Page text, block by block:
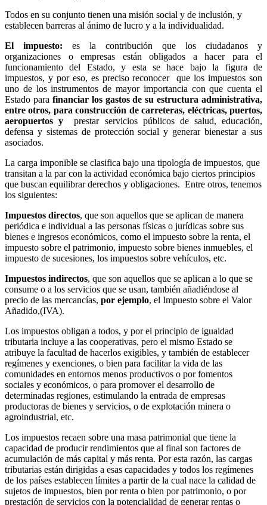
Todos en su conjunto tienen una misión social y de inclusión, y
establecen barreras al ánimo de lucro y a la individualidad.
El impuesto: es la contribución que los ciudadanos y
organizaciones o empresas están obligados a hacer para el
funcionamiento del Estado, y esta se hace bajo la figura de
impuestos, y por eso, es preciso reconocer que los impuestos son
uno de los instrumentos de mayor importancia con que cuenta el
Estado para financiar los gastos de su estructura administrativa,
entre otros, para construcción de carreteras, eléctricas, puertos,
aeropuertos y
prestar servicios públicos de salud, educación,
defensa y sistemas de protección social y generar bienestar a sus
asociados.
La carga imponible se clasifica bajo una tipología de impuestos, que
transitan a la par con la actividad económica bajo ciertos principios
que buscan equilibrar derechos y obligaciones. Entre otros, tenemos
los siguientes:
Impuestos directos, que son aquellos que se aplican de manera
periódica e individual a las personas físicas o jurídicas sobre sus
bienes e ingresos económicos, como el impuesto sobre la renta, el
impuesto sobre el patrimonio, impuesto sobre bienes inmuebles, el
impuesto de sucesiones, los impuestos sobre vehículos, etc.
Impuestos indirectos, que son aquellos que se aplican a lo que se
consume o a los servicios que se usan, también añadiéndose al
precio de las mercancías, por ejemplo, el Impuesto sobre el Valor
Añadido,(IVA).
Los impuestos obligan a todos, y por el principio de igualdad
tributaria incluye a las cooperativas, pero el mismo Estado se
atribuye la facultad de hacerlos exigibles, y también de establecer
regímenes y exenciones, o bien para facilitar la vida de las
comunidades en entornos menos productivos o por fomentos
sociales y económicos, o para promover el desarrollo de
determinadas regiones, estimulando la entrada de empresas
productoras de bienes y servicios, o de explotación minera o
agroindustrial, etc.
Los impuestos recaen sobre una masa patrimonial que tiene la
capacidad de producir rendimientos que al final son factores de
acumulación de más capital y más renta. Por esta razón, las cargas
tributarias están dirigidas a esas capacidades y todos los regímenes
de los países establecen límites a partir de la cual nace la calidad de
sujetos de impuestos, bien por renta o bien por patrimonio, o por
prestación de servicios con la potencialidad de generar rentas o